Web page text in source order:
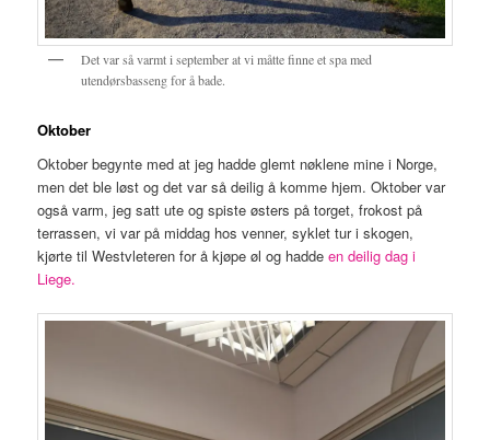
Det var så varmt i september at vi måtte finne et spa med
utendørsbasseng for å bade.
Oktober
Oktober begynte med at jeg hadde glemt nøklene mine i Norge,
men det ble løst og det var så deilig å komme hjem. Oktober var
også varm, jeg satt ute og spiste østers på torget, frokost på
terrassen, vi var på middag hos venner, syklet tur i skogen,
kjørte til Westvleteren for å kjøpe øl og haddeen deilig dag i
Liege.